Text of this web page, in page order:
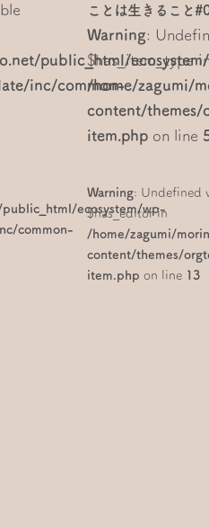
public_html/
inc/common-
ecosystem/wp-
common-
ことは生きること
Warning:
$has_item_type
/home/zagumi/
content/themes/
item.php on line
Warning: Undefined
$has_editor in
/home/zagumi/
content/themes/
item.php on line 13